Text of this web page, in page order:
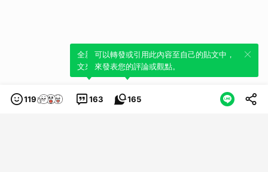
119 163
全新體驗！一鍵引用此內容，透過發布貼
文來輕鬆表達個人立場。
165
可以轉發或引用此內容至自己的貼文中，
來發表您的評論或觀點。